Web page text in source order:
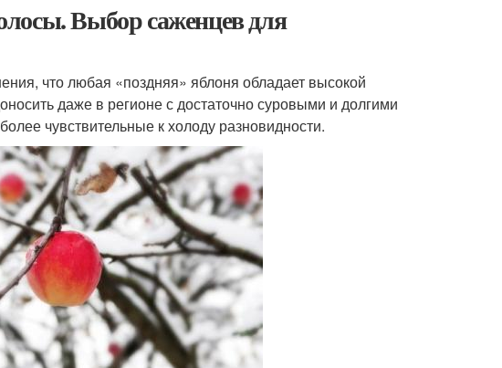
Выбор саженцев для
что любая «поздняя» яблоня обладает высокой
даже в регионе с достаточно суровыми и долгими
чувствительные к холоду разновидности.